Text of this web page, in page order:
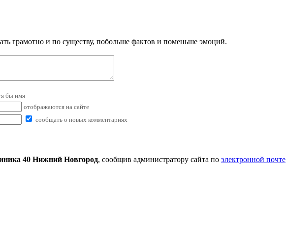
грамотно и по существу, побольше фактов и поменьше эмоций.
бы имя
отображаются на сайте
сообщать о новых комментариях
40 Нижний Новгород, сообщив администратору сайта по электронной почте